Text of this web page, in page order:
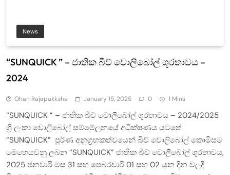
News
“SUNQUICK ” – ජාතික බීච් වොලිබෝල් ශූරතාවය –
2024
Ohan Rajapakksha January 15, 2025 0 1 Mins
“SUNQUICK ” – ජාතික බීච් වොලිබෝල් ශූරතාවය – 2024/2025
ශ්‍රී ලංකා වොලිබෝල් සම්මේලනයේ අධීක්ෂණය යටතේ
“SUNQUICK” පූර්ණ අනුග්‍රහකත්වයෙන් බීච් වොලිබෝල් කොමිසම
මෙහෙයවනු ලබන “SUNQUICK” ජාතික බීච් වොලිබෝල් ශූරතාවය,
2025 ජනවාරි මස 31 සහ පෙබරවාරි 01 සහ 02 යන දින වලදී